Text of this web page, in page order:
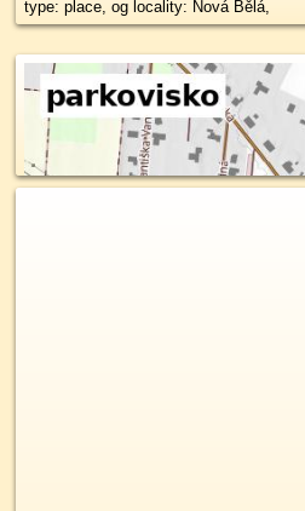
type: place, og locality: Nová Bělá,